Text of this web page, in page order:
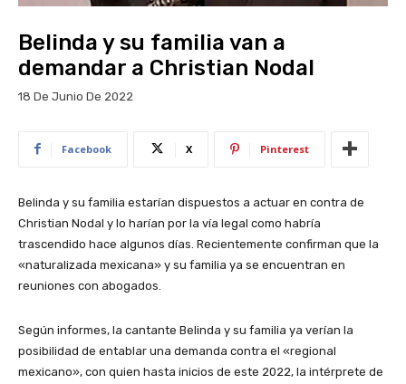
Belinda y su familia van a
demandar a Christian Nodal
18 De Junio De 2022
Facebook X Pinterest
Belinda y su familia estarían dispuestos a actuar en contra de
Christian Nodal y lo harían por la vía legal como habría
trascendido hace algunos días. Recientemente confirman que la
«naturalizada mexicana» y su familia ya se encuentran en
reuniones con abogados.
Según informes, la cantante Belinda y su familia ya verían la
posibilidad de entablar una demanda contra el «regional
mexicano», con quien hasta inicios de este 2022, la intérprete de